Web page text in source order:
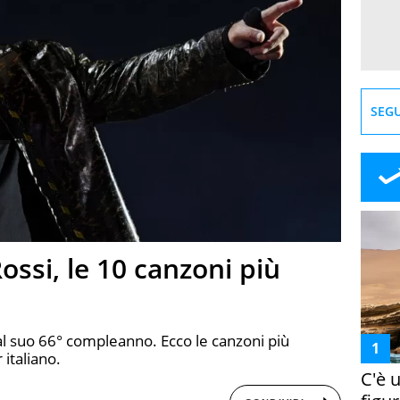
le 10 canzoni più
suo 66° compleanno. Ecco le canzoni più
italiano.
C'è